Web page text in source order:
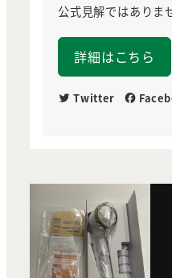
公式見解ではありま
詳細はこちら
Twitter